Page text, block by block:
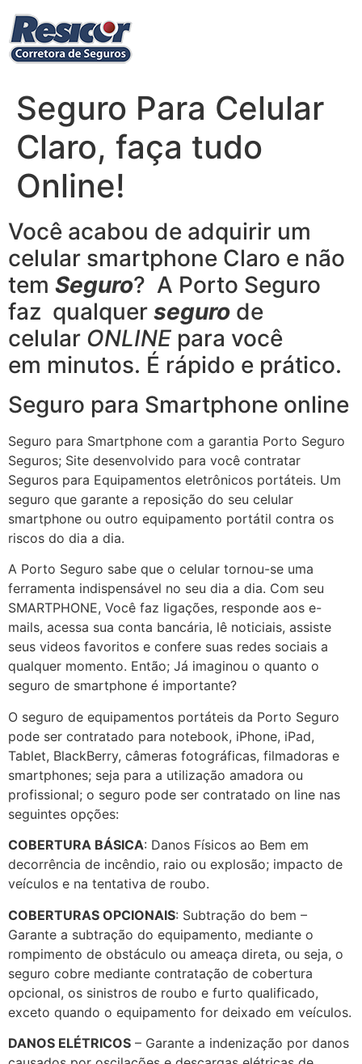
para
conteúdo
Seguro Para Celular
Claro, faça tudo
Online!
Você acabou de adquirir um
celular smartphone Claro e não
tem Seguro? A Porto Seguro
faz qualquer seguro de
celular ONLINE para você
em minutos. É rápido e prático.
Seguro para Smartphone online
Seguro para Smartphone com a garantia Porto Seguro
Seguros; Site desenvolvido para você contratar
Seguros para Equipamentos eletrônicos portáteis. Um
seguro que garante a reposição do seu celular
smartphone ou outro equipamento portátil contra os
riscos do dia a dia.
A Porto Seguro sabe que o celular tornou-se uma
ferramenta indispensável no seu dia a dia. Com seu
SMARTPHONE, Você faz ligações, responde aos e-
mails, acessa sua conta bancária, lê noticiais, assiste
seus videos favoritos e confere suas redes sociais a
qualquer momento. Então; Já imaginou o quanto o
seguro de smartphone é importante?
O seguro de equipamentos portáteis da Porto Seguro
pode ser contratado para notebook, iPhone, iPad,
Tablet, BlackBerry, câmeras fotográficas, filmadoras e
smartphones; seja para a utilização amadora ou
profissional; o seguro pode ser contratado on line nas
seguintes opções:
COBERTURA BÁSICA: Danos Físicos ao Bem em
decorrência de incêndio, raio ou explosão; impacto de
veículos e na tentativa de roubo.
COBERTURAS OPCIONAIS: Subtração do bem –
Garante a subtração do equipamento, mediante o
rompimento de obstáculo ou ameaça direta, ou seja, o
seguro cobre mediante contratação de cobertura
opcional, os sinistros de roubo e furto qualificado,
exceto quando o equipamento for deixado em veículos.
DANOS ELÉTRICOS – Garante a indenização por danos